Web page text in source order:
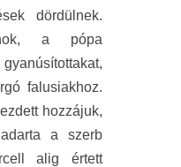
dördülnek.
a pópa
falusiakhoz.
hozzájuk,
a szerb
alig értett